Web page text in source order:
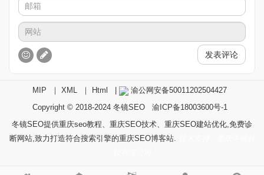
发表评论
MIP ｜ XML ｜ Html
渝公网安备50011202504427
Copyright © 2018-2024 冬镜SEO
渝ICP备18003600号-1
冬镜SEO提供重庆seo教程、重庆SEO技术、重庆SEO建站优化,免费诊
断网站,致力打造符合搜索引擎的重庆SEO博客站.